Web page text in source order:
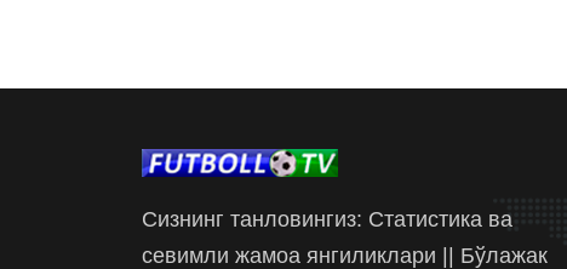
Сизнинг танловингиз: Статистика ва
севимли жамоа янгиликлари || Бўлажак